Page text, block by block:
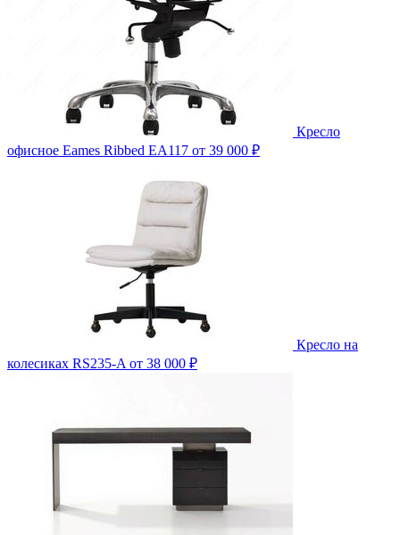
Кресло
офисное Eames Ribbed EA117 от 39 000 ₽
Кресло на
колесиках RS235-A от 38 000 ₽